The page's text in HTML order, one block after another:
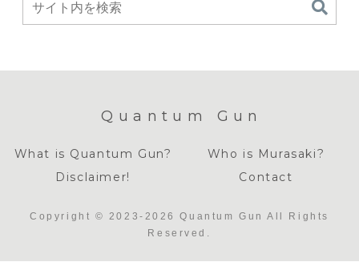
Quantum Gun
What is Quantum Gun?
Who is Murasaki?
Disclaimer!
Contact
Copyright © 2023-2026 Quantum Gun All Rights
Reserved.